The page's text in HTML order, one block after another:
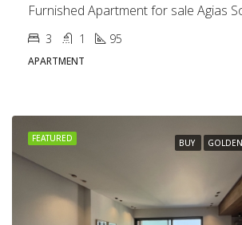
Furnished Apartment for sale Agias
3 1 95
APARTMENT
FEATURED BUY